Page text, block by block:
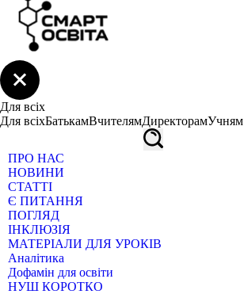
Для всіх
Для всіхБатькамВчителямДиректорамУчням
ПРО НАС
НОВИНИ
СТАТТІ
Є ПИТАННЯ
ПОГЛЯД
ІНКЛЮЗІЯ
МАТЕРІАЛИ ДЛЯ УРОКІВ
Аналітика
Дофамін для освіти
НУШ КОРОТКО